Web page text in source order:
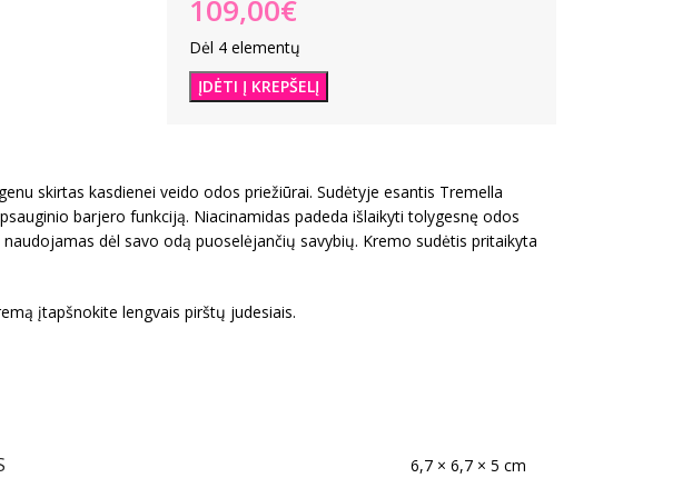
Dėl 4 elementų
ĮDĖTI Į KREPŠELĮ
skirtas kasdienei veido odos priežiūrai. Sudėtyje esantis Tremella
barjero funkciją. Niacinamidas padeda išlaikyti tolygesnę odos
dėl savo odą puoselėjančių savybių. Kremo sudėtis pritaikyta
įtapšnokite lengvais pirštų judesiais.
6,7 × 6,7 × 5 cm